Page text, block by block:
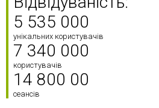
5 535 000
унікальних користувачів
7 340 000
користувачів
14 800 00
сеансів